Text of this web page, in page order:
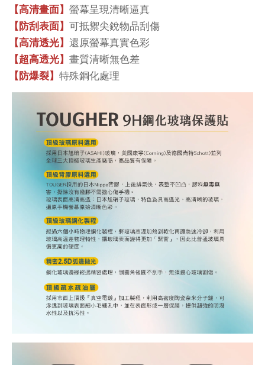
【高清畫面】 螢幕呈現清晰逼真
【防刮表面】 可抵禦尖銳物品刮傷
【高清透光】 還原螢幕真實色彩
【超高透光】 畫質清晰無色差
【防爆裂】 特殊鋼化處理